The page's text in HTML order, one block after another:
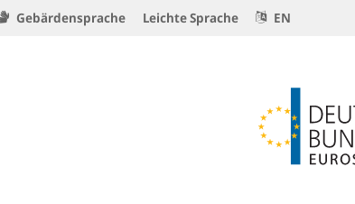
Gebärdensprache Leichte Sprache EN